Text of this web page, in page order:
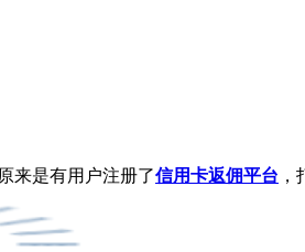
来是有用户注册了信用卡返佣平台